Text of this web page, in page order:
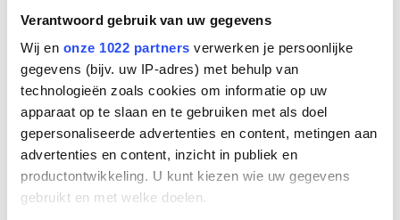
Verantwoord gebruik van uw gegevens
Wij en onze 1022 partners verwerken je persoonlijke
gegevens (bijv. uw IP-adres) met behulp van
technologieën zoals cookies om informatie op uw
apparaat op te slaan en te gebruiken met als doel
gepersonaliseerde advertenties en content, metingen aan
advertenties en content, inzicht in publiek en
productontwikkeling. U kunt kiezen wie uw gegevens
gebruikt en met welke doelen.
Gigaset PHONE BAG black
for all Smartphone
Fabrikant
Gigaset